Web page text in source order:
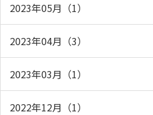
2023年05月（1）
2023年04月（3）
2023年03月（1）
2022年12月（1）